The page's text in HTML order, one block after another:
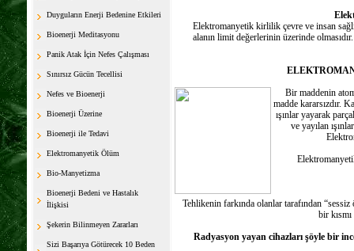
Duyguların Enerji Bedenine Etkileri
Bioenerji Meditasyonu
Panik Atak İçin Nefes Çalışması
Sınırsız Gücün Tecellisi
Nefes ve Bioenerji
Bioenerji Üzerine
Bioenerji ile Tedavi
Elektromanyetik Ölüm
Bio-Manyetizma
Bioenerji Bedeni ve Hastalık
İlişkisi
Şekerin Bilinmeyen Zararları
Sizi Başarıya Götürecek 10 Beden
Elektromanyetik kirlilik çevre ve insan
alanın limit değerlerinin üzerinde
Bir maddenin
madde kararsızdır.
ışınlar yayarak
ve yayılan
Tehlikenin farkında olanlar tarafından
bir
Radyasyon yayan cihazları şöyle bir